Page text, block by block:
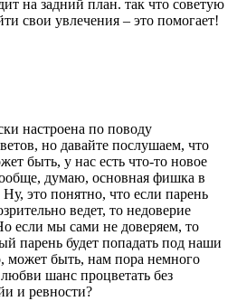
на задний план. так что советую
свои увлечения – это помогает!
настроена по поводу
но давайте послушаем, что
быть, у нас есть что-то новое
думаю, основная фишка в
это понятно, что если парень
ведет, то недоверие
если мы сами не доверяем, то
парень будет попадать под наши
может быть, нам пора немного
любви шанс процветать без
и ревности?